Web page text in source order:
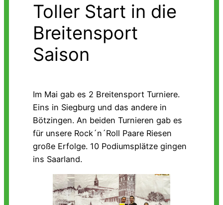
Toller Start in die
Breitensport
Saison
Im Mai gab es 2 Breitensport Turniere.
Eins in Siegburg und das andere in
Bötzingen. An beiden Turnieren gab es
für unsere Rock´n´Roll Paare Riesen
große Erfolge. 10 Podiumsplätze gingen
ins Saarland.